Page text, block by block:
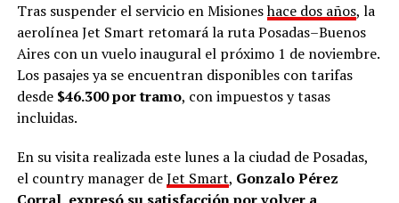
Tras suspender el servicio en Misioneshace dos años, la
aerolínea Jet Smart retomará la ruta Posadas–Buenos
Aires con un vuelo inaugural el próximo 1 de noviembre.
Los pasajes ya se encuentran disponibles con tarifas
desde $46.300 por tramo, con impuestos y tasas
incluidas.
En su visita realizada este lunes a la ciudad de Posadas,
el country manager deJet Smart, Gonzalo Pérez